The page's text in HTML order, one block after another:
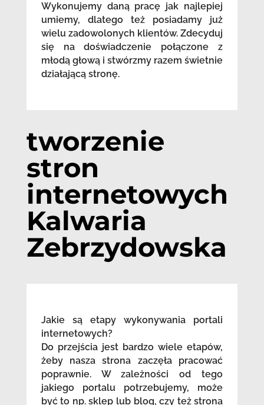
Wykonujemy daną pracę jak najlepiej
umiemy, dlatego też posiadamy już
wielu zadowolonych klientów. Zdecyduj
się na doświadczenie połączone z
młodą głową i stwórzmy razem świetnie
działającą stronę.
tworzenie
stron
internetowych
Kalwaria
Zebrzydowska
Jakie są etapy wykonywania portali
internetowych?
Do przejścia jest bardzo wiele etapów,
żeby nasza strona zaczęła pracować
poprawnie. W zależności od tego
jakiego portalu potrzebujemy, może
być to np. sklep lub blog, czy też strona